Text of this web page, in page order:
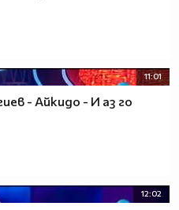
11:01
- Айкидо - И аз го
12:02